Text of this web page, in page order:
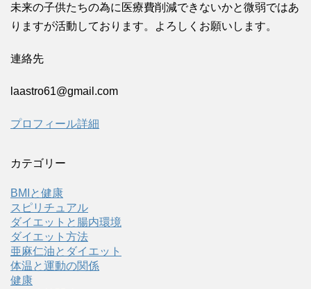
未来の子供たちの為に医療費削減できないかと微弱ではあ
りますが活動しております。よろしくお願いします。
連絡先
laastro61@gmail.com
プロフィール詳細
カテゴリー
BMIと健康
スピリチュアル
ダイエットと腸内環境
ダイエット方法
亜麻仁油とダイエット
体温と運動の関係
健康